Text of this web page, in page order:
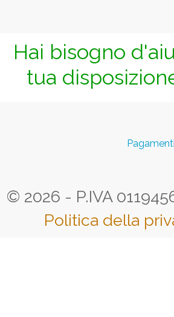
Hai bisogno
tua
© 2026 - P.IVA
Politica della